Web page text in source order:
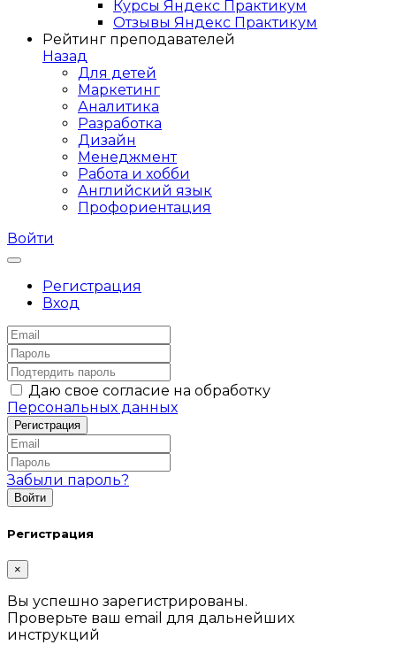
Курсы Яндекс Практикум
Отзывы Яндекс Практикум
Рейтинг преподавателей
Назад
Для детей
Маркетинг
Аналитика
Разработка
Дизайн
Менеджмент
Работа и хобби
Английский язык
Профориентация
Войти
Регистрация
Вход
Даю свое согласие на обработку
Персональных данных
Забыли пароль?
Регистрация
×
Вы успешно зарегистрированы.
Проверьте ваш email для дальнейших
инструкций